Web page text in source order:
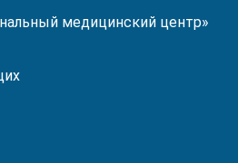
медицинский центр»